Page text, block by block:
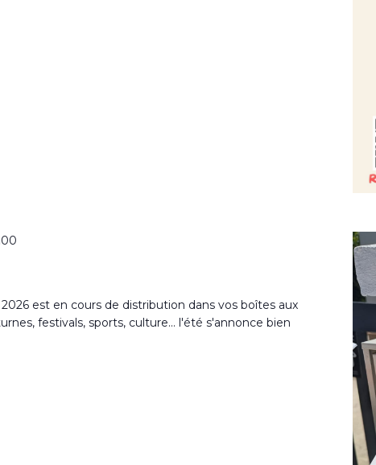
est en cours de distribution dans vos boîtes aux
festivals, sports, culture... l'été s'annonce bien